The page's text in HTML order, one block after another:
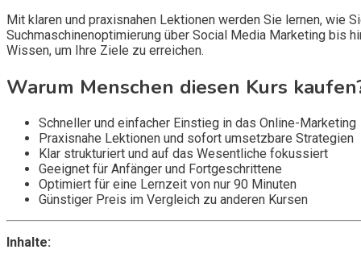
Mit klaren und praxisnahen Lektionen werden Sie lernen, wie
Suchmaschinenoptimierung über Social Media Marketing bis
Wissen, um Ihre Ziele zu erreichen.
Warum Menschen diesen Kurs
Schneller und einfacher Einstieg in das Online-Marketing
Praxisnahe Lektionen und sofort umsetzbare Strategien
Klar strukturiert und auf das Wesentliche fokussiert
Geeignet für Anfänger und Fortgeschrittene
Optimiert für eine Lernzeit von nur 90 Minuten
Günstiger Preis im Vergleich zu anderen Kursen
Inhalte: